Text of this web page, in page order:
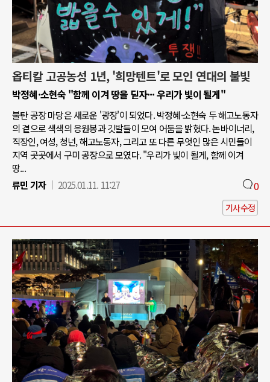
옵티칼 고공농성 1년, '희망텐트'로 모인 연대의 불빛
박정혜·소현숙 "함께 이겨 땅을 딛자··· 우리가 빛이 될게"
불탄 공장 마당은 새로운 '광장'이 되었다. 박정혜·소현숙 두 해고노동자
의 곁으로 색색의 응원봉과 깃발들이 모여 어둠을 밝혔다. 논바이너리,
직장인, 여성, 청년, 해고노동자, 그리고 또 다른 무엇인 많은 시민들이
지역 곳곳에서 구미 공장으로 모였다. "우리가 빛이 될게, 함께 이겨
땅...
류민 기자
2025.01.11. 11:27 0
기사수정